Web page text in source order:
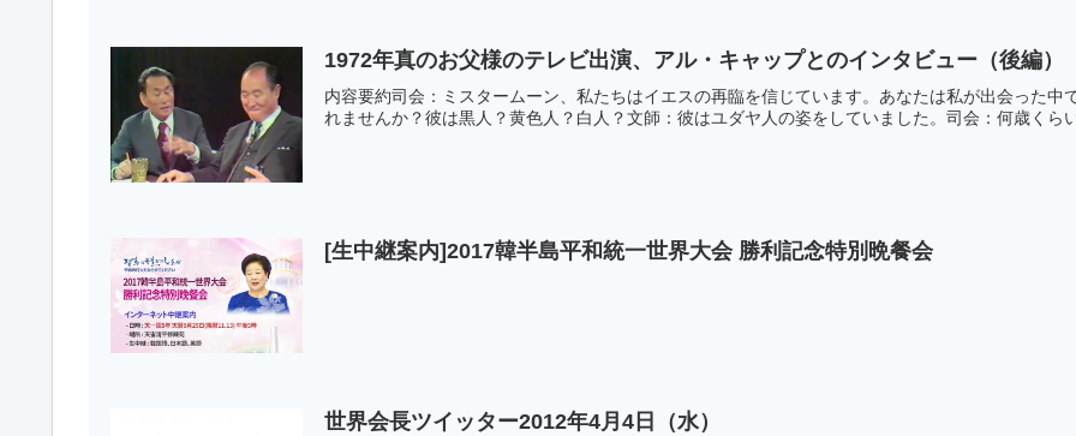
1972年真のお父様のテレビ出演、アル・キャップとのインタビュー（後編）
内容要約司会：ミスタームーン、私たちはイエスの再臨を信じています。あなたは私が出会った
れませんか？彼は黒人？黄色人？白人？文師：彼はユダヤ人の姿をしていました。司会：何歳くら
[生中継案内]2017韓半島平和統一世界大会 勝利記念特別晩餐会
世界会長ツイッター2012年4月4日（水）